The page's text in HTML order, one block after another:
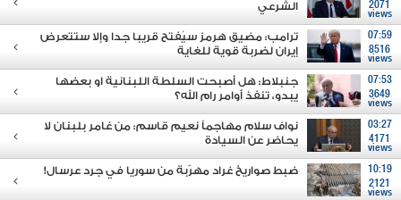
2071
views
الشرعي
07:59
8516
views
ترامب: مضيق هرمز سيُفتح قريبا جدا وإلا ستتعرض
إيران لضربة قوية للغاية
07:53
3649
views
جنبلاط: هل أصبحت السلطة اللبنانية او بعضها
يبدو، تنفذ أوامر رام الله؟
03:27
4171
views
نواف سلام مهاجماً نعيم قاسم: من غامر بلبنان لا
يحاضر عن السيادة
10:19
2121
views
ضبط صواريخ غراد مهرّبة من سوريا في جرد عرسال!